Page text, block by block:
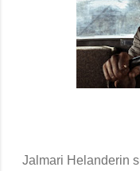
Jalmari Helanderin